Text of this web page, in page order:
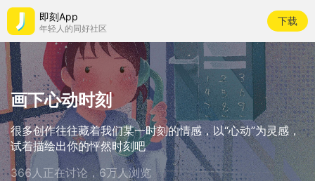
即刻App
年轻人的同好社区
下载
画下心动时刻
很多创作往往藏着我们某一时刻的情感，以“心动”为灵感，
试着描绘出你的怦然时刻吧
366人正在讨论，6万人浏览